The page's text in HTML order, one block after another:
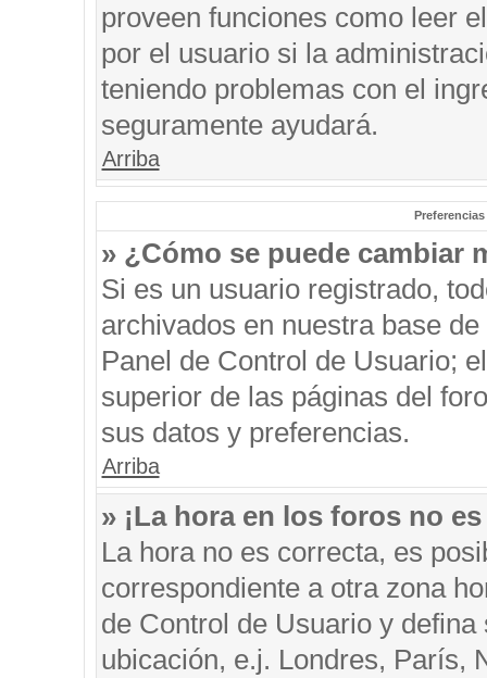
proveen funciones como leer
por el usuario si la
teniendo problemas con el
seguramente ayudará.
Arriba
» ¿Cómo se puede cambiar
Si es un usuario registrado,
archivados en nuestra base
Panel de Control de Usuario;
superior de las páginas del
sus datos y preferencias.
Arriba
» ¡La hora en los foros no
La hora no es correcta, es
correspondiente a otra zona
de Control de Usuario y
ubicación, e.j. Londres, París,